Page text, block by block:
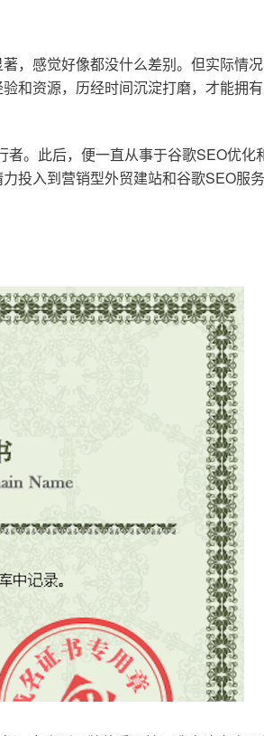
，感觉好像都没什么差别。但实际情
和资源，历经时间沉淀打磨，才能拥
。此后，便一直从事于谷歌SEO优化
投入到营销型外贸建站和谷歌SEO服